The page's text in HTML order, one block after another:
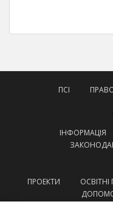
ПСІ
ІНФОРМАЦІЯ
ПРОЕКТИ